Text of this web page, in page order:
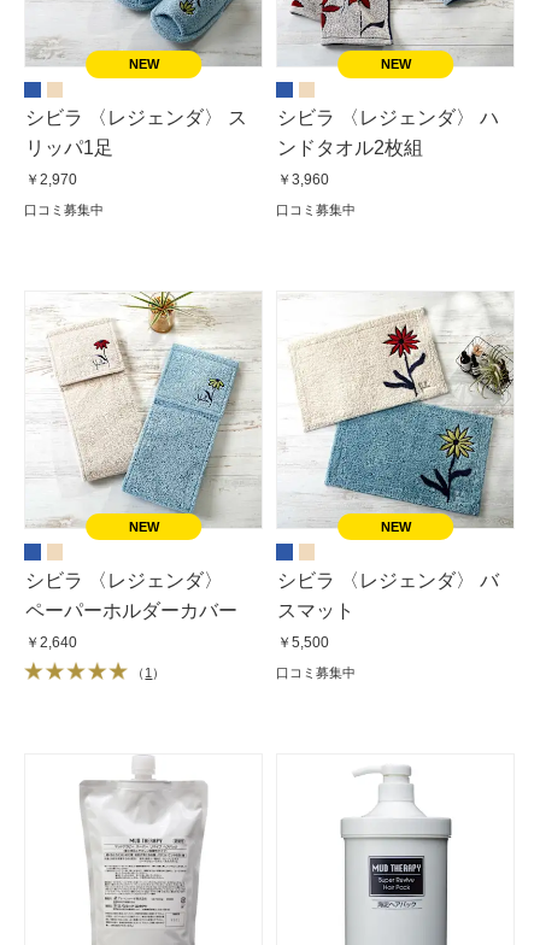
シビラ 〈レジェンダ〉 ス
リッパ1足
￥2,970
口コミ募集中
シビラ 〈レジェンダ〉 ハ
ンドタオル2枚組
￥3,960
口コミ募集中
シビラ 〈レジェンダ〉
ペーパーホルダーカバー
￥2,640
（ 1 ）
シビラ 〈レジェンダ〉 バ
スマット
￥5,500
口コミ募集中